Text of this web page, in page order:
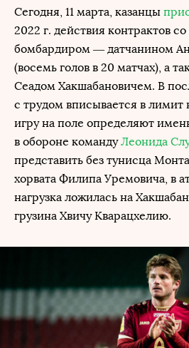
Сегодня, 11 марта, казанцы
2022 г. действия контрактов
бомбардиром — датчанином
(восемь голов в 20 матчах), а
Сеадом Хакшабановичем. В
с трудом вписывается в лимит
игру на поле определяют
в обороне командуЛеонида
представить без тунисца
хорвата Филипа Уремовича, в
нагрузка ложилась на
грузина Хвичу Кварацхелию.